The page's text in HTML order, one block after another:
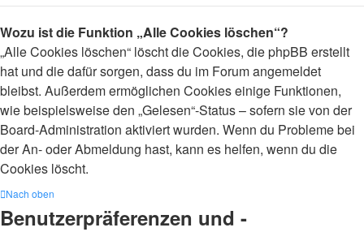
Wozu ist die Funktion „Alle Cookies löschen“?
„Alle Cookies löschen“ löscht die Cookies, die phpBB erstellt
hat und die dafür sorgen, dass du im Forum angemeldet
bleibst. Außerdem ermöglichen Cookies einige Funktionen,
wie beispielsweise den „Gelesen“-Status – sofern sie von der
Board-Administration aktiviert wurden. Wenn du Probleme bei
der An- oder Abmeldung hast, kann es helfen, wenn du die
Cookies löscht.
Nach oben
Benutzerpräferenzen und -